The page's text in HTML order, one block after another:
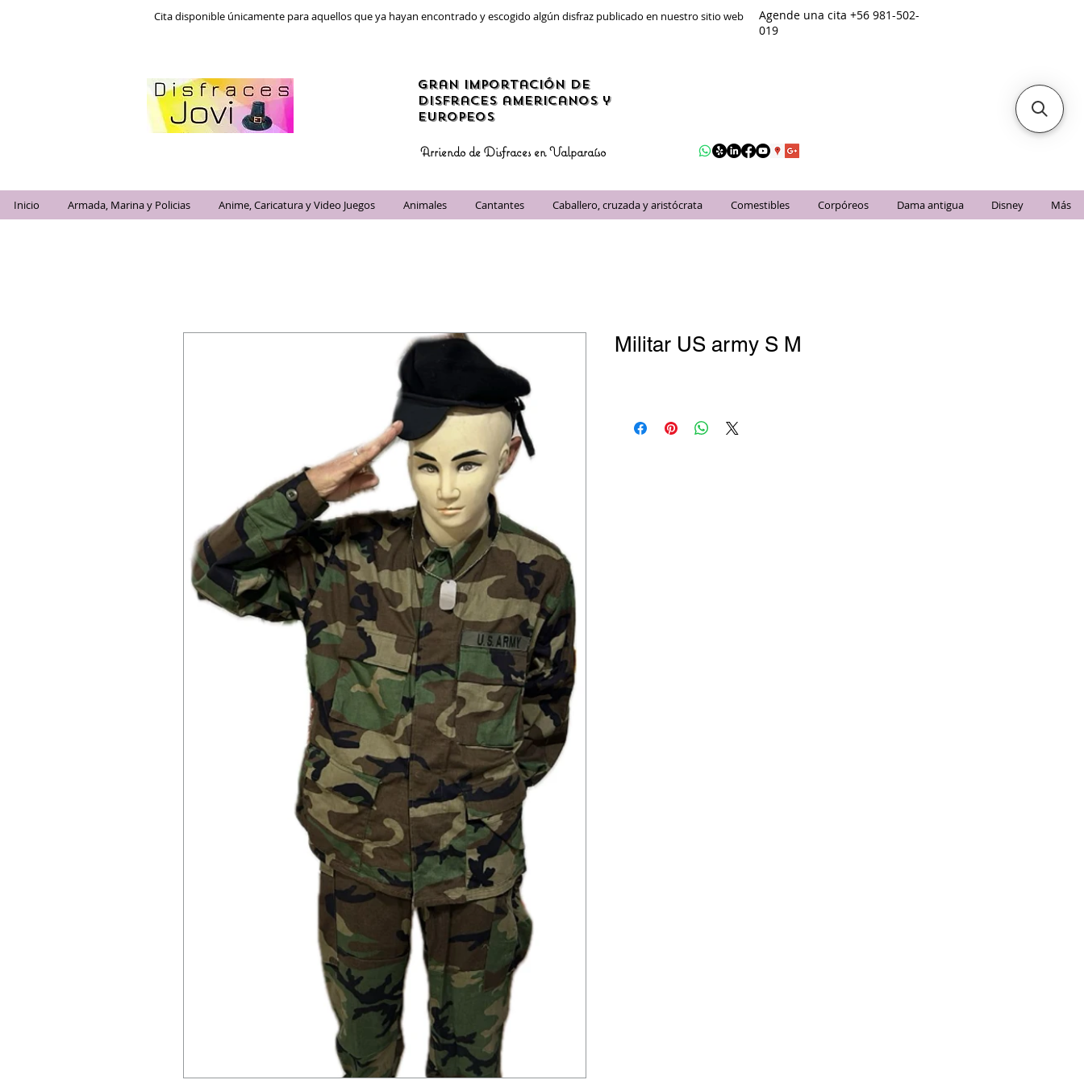
Cita disponible únicamente para aquellos que ya hayan encontrado y escogido algún disfraz publicado en nuestro sitio web
Agende una cita +56 981-502-
019
gran importación de
disfraces americanos y
Europeos
Arriendo de Disfraces en Valparaíso
Inicio Armada, Marina y Policias Anime, Caricatura y Video Juegos Animales Cantantes Caballero, cruzada y aristócrata Comestibles Corpóreos Dama antigua Disney Más
Militar US army S M